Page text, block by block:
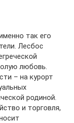
так его
Лесбос
любовь.
– на курорт
родиной.
и торговля,